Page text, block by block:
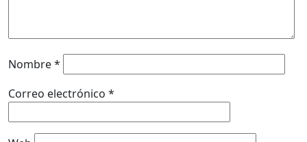
Nombre*
Correo electrónico *